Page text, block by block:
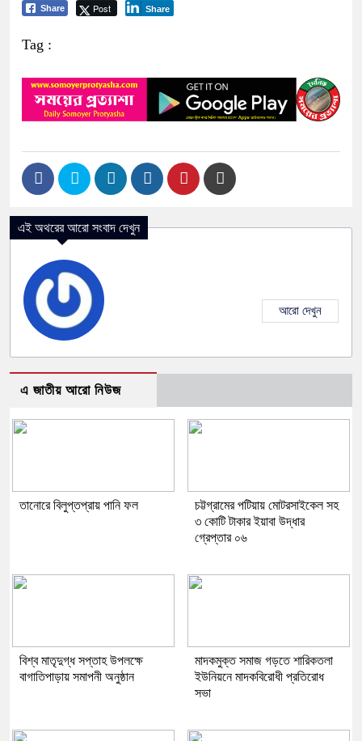
Share Post Share
Tag :
এই অথরের আরো সংবাদ দেখুন
আরো দেখুন
এ জাতীয় আরো নিউজ
তানোরে বিলুপ্তপ্রায় পানি ফল
চট্টগ্রামের পটিয়ায় মোটরসাইকেল সহ
৩ কোটি টাকার ইয়াবা উদ্ধার
গ্রেপ্তার ০৬
বিশ্ব মাতৃদুগ্ধ সপ্তাহ উপলক্ষে
বাগাতিপাড়ায় সমাপনী অনুষ্ঠান
মাদকমুক্ত সমাজ গড়তে শারিকতলা
ইউনিয়নে মাদকবিরোধী প্রতিরোধ
সভা